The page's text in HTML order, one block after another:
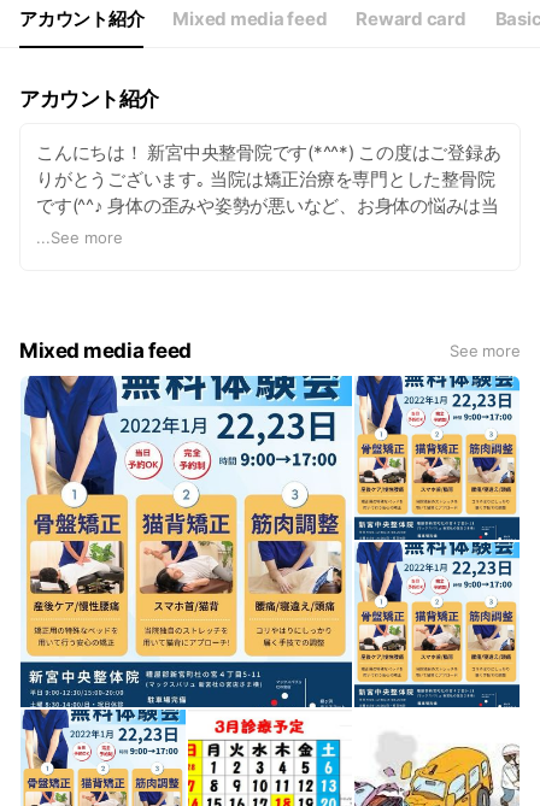
アカウント紹介 Mixed media feed Reward card
アカウント紹介
こんにちは！ 新宮中央整骨院です(*^^*) この度はご登録あ
りがとうございます｡ 当院は矯正治療を専門とした整骨院
です(^^♪ 身体の歪みや姿勢が悪いなど、お身体の悩みは当
院のスタッフにお任せ下さい！ マックスバリューさんの敷
...See more
Mixed media feed See more